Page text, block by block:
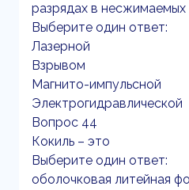
разрядах в
Выберите один ответ:
Лазерной
Взрывом
Магнито-импульсной
Электрогидравлической
Вопрос 44
Кокиль – это
Выберите один ответ:
оболочковая литейная